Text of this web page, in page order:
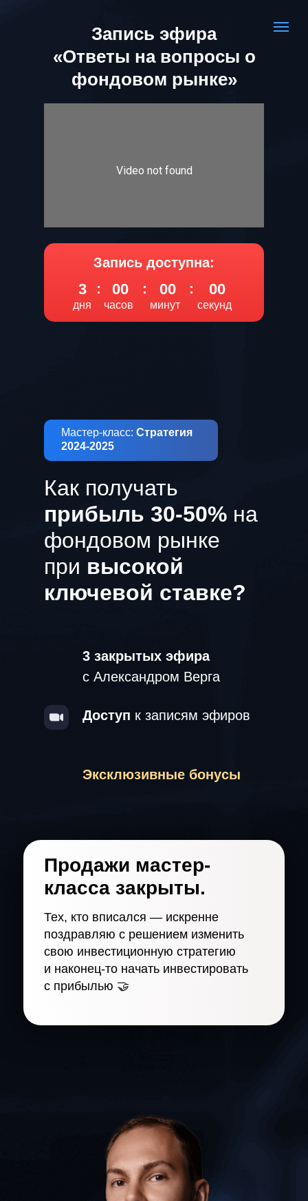
3 закрытых эфира
с Александром Верга
Мастер-класс: Стратегия
2024-2025
Доступ к записям эфиров
Эксклюзивные бонусы
участникам
Запись эфира
«Ответы на вопросы о
фондовом рынке»
: :
3
дня
00
часов
00
минут
: 00
секунд
Запись доступна:
Как получать
прибыль 30-50% на
фондовом рынке
при высокой
ключевой ставке?
Продажи мастер-
класса закрыты.
Тех, кто вписался — искренне
поздравляю с решением изменить
свою инвестиционную стратегию
и наконец-то начать инвестировать
с прибылью 🤝